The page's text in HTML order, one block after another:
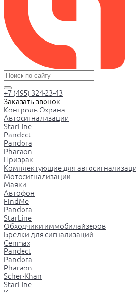
+7 (495) 324-23-43
Заказать звонок
Контроль Охрана
Автосигнализации
StarLine
Pandect
Pandora
Pharaon
Призрак
Комплектующие для
Мотосигнализации
Маяки
Автофон
FindMe
Pandora
StarLine
Обходчики иммобилайзеров
Брелки для сигнализаций
Cenmax
Pandect
Pandora
Pharaon
Scher-Khan
StarLine